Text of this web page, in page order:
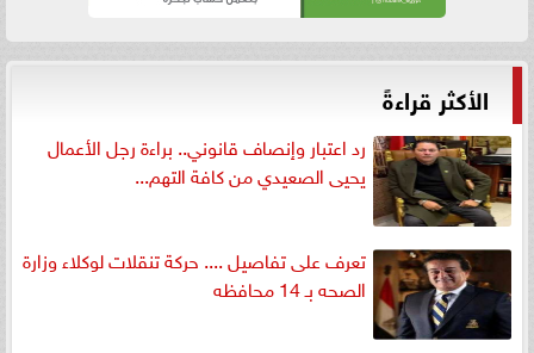
الأكثر قراءةً
رد اعتبار وإنصاف قانوني.. براءة رجل الأعمال
يحيى الصعيدي من كافة التهم...
تعرف على تفاصيل .... حركة تنقلات لوكلاء وزارة
الصحه بـ 14 محافظه